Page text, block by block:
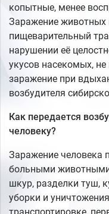
копытные, менее
Заражение животных
пищеварительный
нарушении её
укусов насекомых,
заражение при
возбудителя
Как передается
человеку?
Заражение человека
больными
шкур, разделки туш,
уборки и